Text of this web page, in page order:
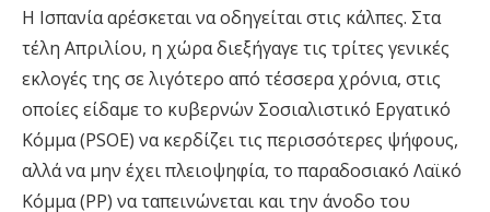
Η Ισπανία αρέσκεται να οδηγείται στις κάλπες. Στα
τέλη Απριλίου, η χώρα διεξήγαγε τις τρίτες γενικές
εκλογές της σε λιγότερο από τέσσερα χρόνια, στις
οποίες είδαμε το κυβερνών Σοσιαλιστικό Εργατικό
Κόμμα (PSOE) να κερδίζει τις περισσότερες ψήφους,
αλλά να μην έχει πλειοψηφία, το παραδοσιακό Λαϊκό
Κόμμα (PP) να ταπεινώνεται και την άνοδο του